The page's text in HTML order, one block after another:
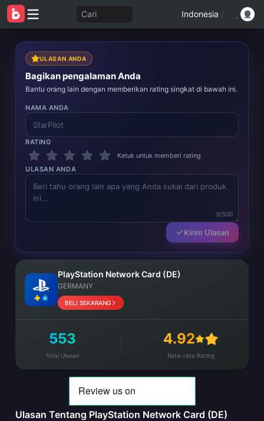
Cari Indonesia /
ULASAN ANDA
Bagikan pengalaman Anda
Bantu orang lain dengan memberikan rating singkat di bawah ini.
NAMA ANDA
RATING
Ketuk untuk memberi rating
ULASAN ANDA
0/500
Kirim Ulasan
PlayStation Network Card (DE)
GERMANY
BELI SEKARANG
553
Total Ulasan
4.92
Rata-rata Rating
Ulasan Tentang PlayStation Network Card (DE)